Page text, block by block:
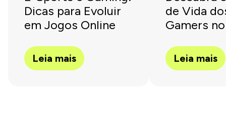
Dicas para Evoluir
em Jogos Online
Leia mais
de Vida
Gamers
Leia mais